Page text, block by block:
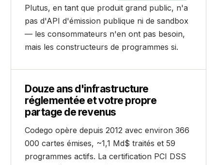
Plutus, en tant que produit grand public, n'a
pas d'API d'émission publique ni de sandbox
— les consommateurs n'en ont pas besoin,
mais les constructeurs de programmes si.
Douze ans d'infrastructure
réglementée et votre propre
partage de revenus
Codego opère depuis 2012 avec environ 366
000 cartes émises, ~1,1 Md$ traités et 59
programmes actifs. La certification PCI DSS